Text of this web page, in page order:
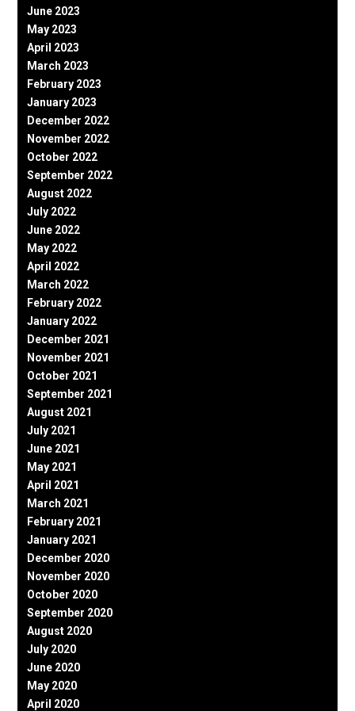
June 2023
May 2023
April 2023
March 2023
February 2023
January 2023
December 2022
November 2022
October 2022
September 2022
August 2022
July 2022
June 2022
May 2022
April 2022
March 2022
February 2022
January 2022
December 2021
November 2021
October 2021
September 2021
August 2021
July 2021
June 2021
May 2021
April 2021
March 2021
February 2021
January 2021
December 2020
November 2020
October 2020
September 2020
August 2020
July 2020
June 2020
May 2020
April 2020